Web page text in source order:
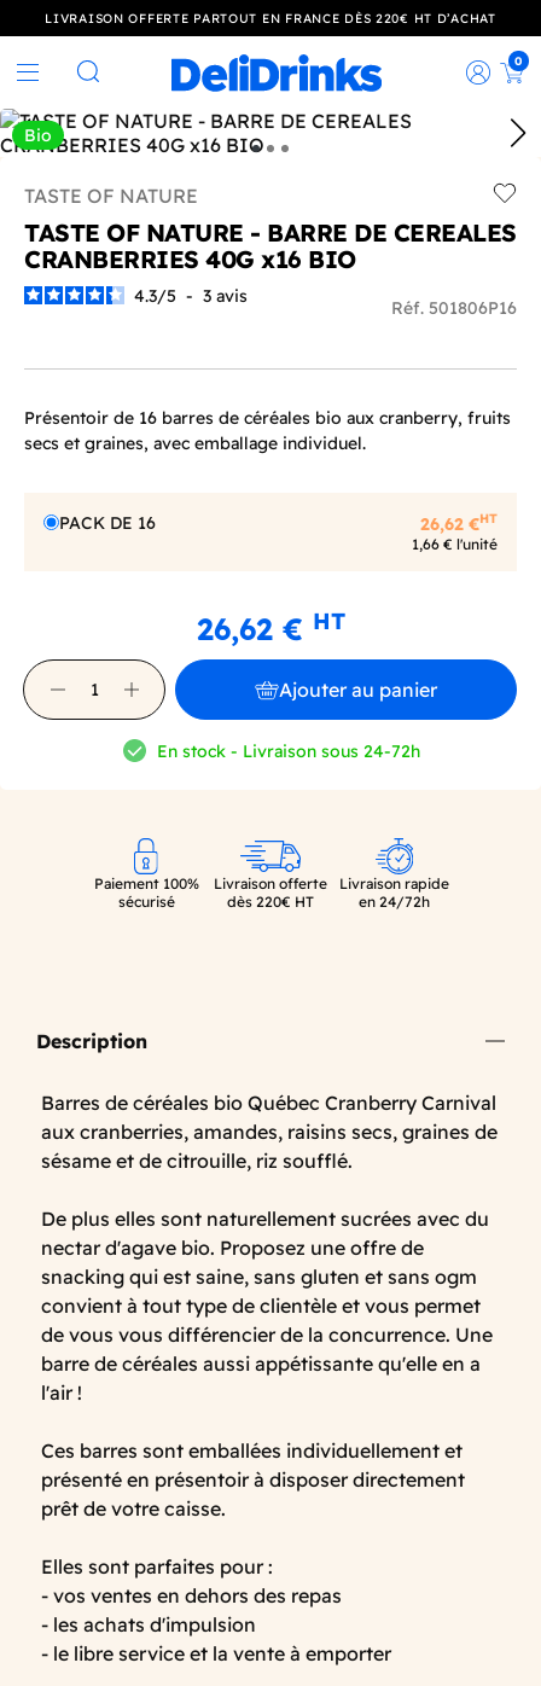
LIVRAISON OFFERTE PARTOUT EN FRANCE DÈS 220€ HT D’ACHAT
Rechercher
0
Bio
TASTE OF NATURE
TASTE OF NATURE - BARRE DE CEREALES
CRANBERRIES 40G x16 BIO
4.3/5 - 3 avis
Réf. 501806P16
Présentoir de 16 barres de céréales bio aux cranberry, fruits
secs et graines, avec emballage individuel.
PACK DE 16 26,62 €HT
1,66 € l'unité
26,62 € HT
Ajouter au panier
En stock - Livraison sous 24-72h
Paiement 100%
sécurisé
Livraison offerte
dès 220€ HT
Livraison rapide
en 24/72h
Description
Barres de céréales bio Québec Cranberry Carnival
aux cranberries, amandes, raisins secs, graines de
sésame et de citrouille, riz soufflé.
De plus elles sont naturellement sucrées avec du
nectar d'agave bio. Proposez une offre de
snacking qui est saine, sans gluten et sans ogm
convient à tout type de clientèle et vous permet
de vous vous différencier de la concurrence. Une
barre de céréales aussi appétissante qu'elle en a
l'air !
Ces barres sont emballées individuellement et
présenté en présentoir à disposer directement
prêt de votre caisse.
Elles sont parfaites pour :
- vos ventes en dehors des repas
- les achats d'impulsion
- le libre service et la vente à emporter